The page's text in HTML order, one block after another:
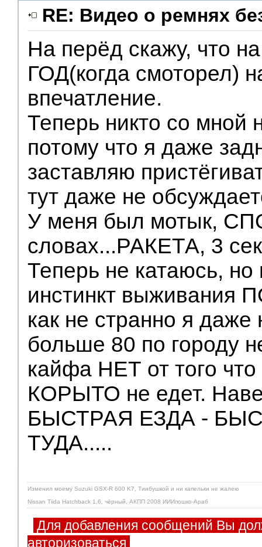
RE: Видео о ремнях
На перёд скажу, что
ГОД(когда смоторел)
впечатление.
Теперь никто со мной
потому что я даже
заставляю
тут даже не
У меня был мотык,
словах...РАКЕТА, 3
Теперь не катаюсь, но
инстинкт
как не странно я
больше 80 по городу
кайфа НЕТ от того
КОРЫТО не едет.
БЫСТРАЯ ЕЗДА -
ТУДА.....
Изменил моему Suzuki GSX-R 600 K7, Тиибушкой и ни капельки не жалею
Nissan Tiida Hatchback 1,6, чёрный, АКПП 2008 ИИИпошко-Араб
Для добавления сообщений Вы
авторизоваться